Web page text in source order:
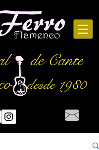
de Cante
desde 1980